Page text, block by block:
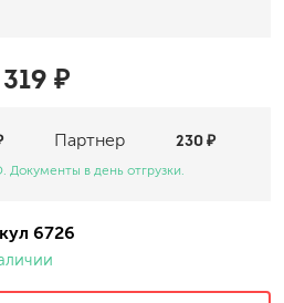
319 ₽
Партнер 230 ₽
в день отгрузки.
6726